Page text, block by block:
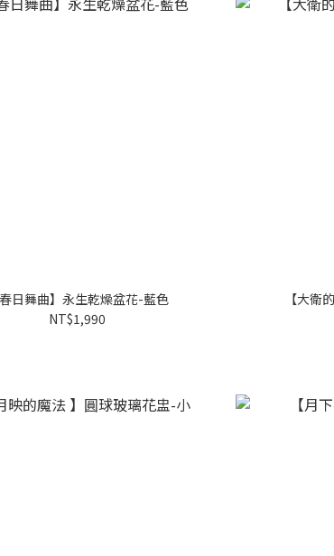
春日舞曲】永生乾燥盆花-藍色
NT$1,990
【大衛